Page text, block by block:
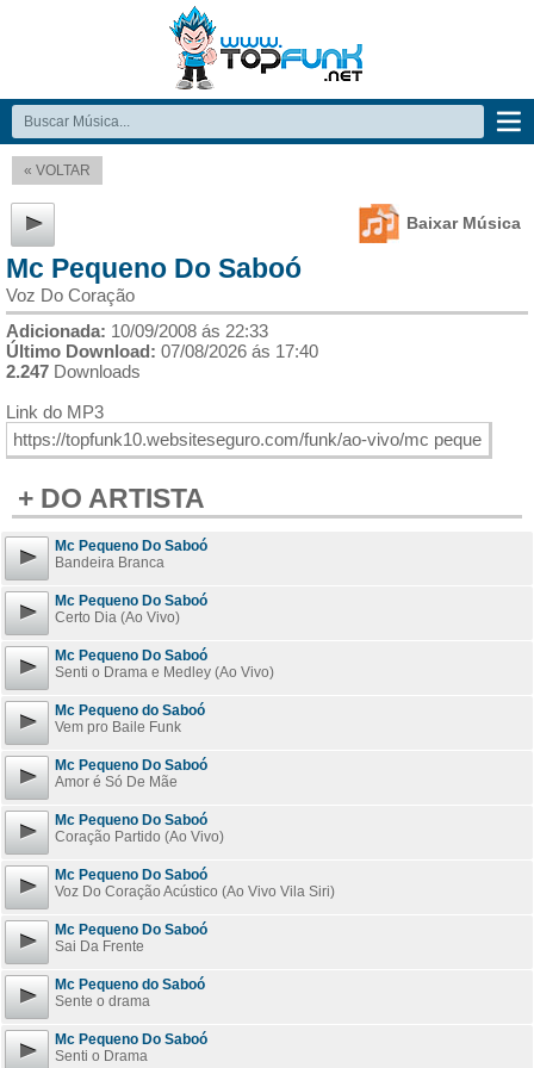
« VOLTAR
Baixar Música
Mc Pequeno Do Saboó
Voz Do Coração
Adicionada: 10/09/2008 ás 22:33
Último Download: 07/08/2026 ás 17:40
2.247 Downloads
Link do MP3
+ DO ARTISTA
Mc Pequeno Do Saboó
Bandeira Branca
Mc Pequeno Do Saboó
Certo Dia (Ao Vivo)
Mc Pequeno Do Saboó
Senti o Drama e Medley (Ao Vivo)
Mc Pequeno do Saboó
Vem pro Baile Funk
Mc Pequeno Do Saboó
Amor é Só De Mãe
Mc Pequeno Do Saboó
Coração Partido (Ao Vivo)
Mc Pequeno Do Saboó
Voz Do Coração Acústico (Ao Vivo Vila Siri)
Mc Pequeno Do Saboó
Sai Da Frente
Mc Pequeno do Saboó
Sente o drama
Mc Pequeno Do Saboó
Senti o Drama